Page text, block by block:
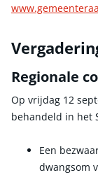
Regionale
Op vrijdag 12
behandeld in het
Een
dwangsom